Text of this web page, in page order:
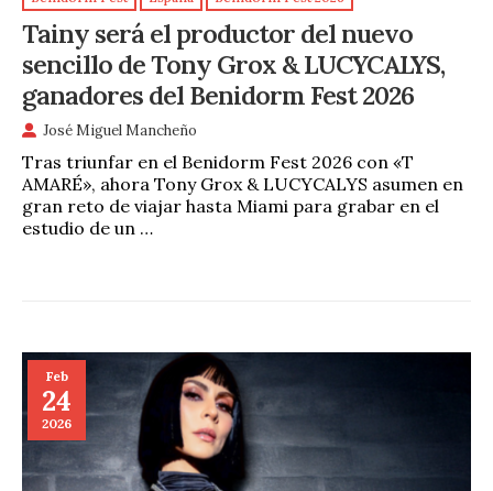
Tainy será el productor del nuevo
sencillo de Tony Grox & LUCYCALYS,
ganadores del Benidorm Fest 2026
José Miguel Mancheño
Tras triunfar en el Benidorm Fest 2026 con «T
AMARÉ», ahora Tony Grox & LUCYCALYS asumen en
gran reto de viajar hasta Miami para grabar en el
estudio de un …
Feb
24
2026